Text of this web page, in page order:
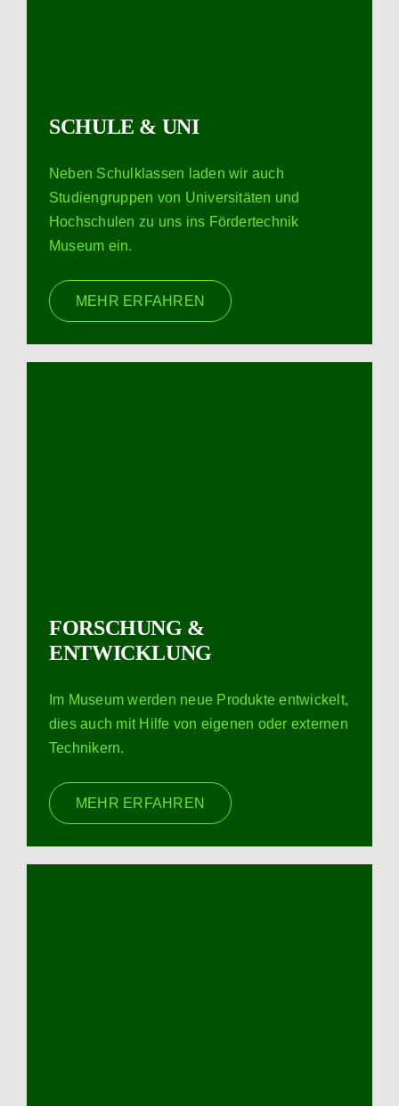
SCHULE & UNI
Neben Schulklassen laden wir auch
Studiengruppen von Universitäten und
Hochschulen zu uns ins Fördertechnik
Museum ein.
MEHR ERFAHREN
FORSCHUNG &
ENTWICKLUNG
Im Museum werden neue Produkte entwickelt,
dies auch mit Hilfe von eigenen oder externen
Technikern.
MEHR ERFAHREN